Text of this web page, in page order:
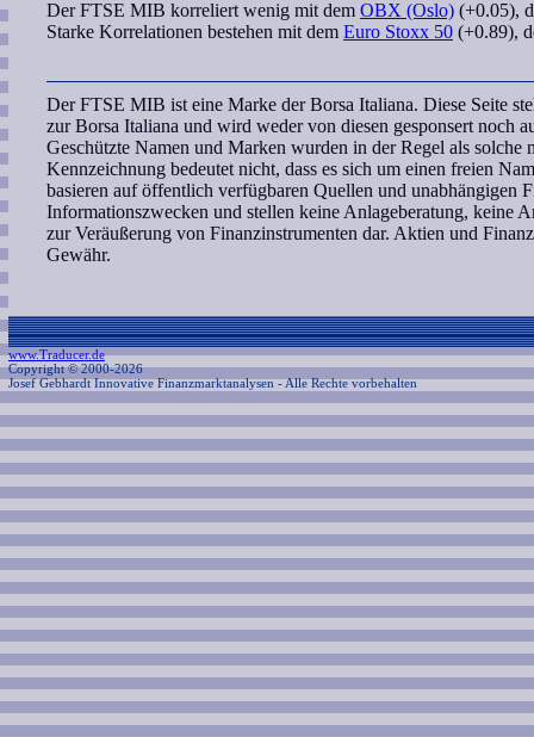
DerFTSE MIB korreliert wenig mit dem OBX (Oslo) (+0.05),
Starke Korrelationen bestehen mit dem Euro Stoxx 50 (+0.89),
Der FTSE MIB ist eine Marke der Borsa Italiana. Diese Seite
zur Borsa Italiana und wird weder von diesen gesponsert noch
Geschützte Namen und Marken wurden in der Regel als
Kennzeichnung bedeutet nicht, dass es sich um einen freien
basieren auf öffentlich verfügbaren Quellen und unabhängigen
Informationszwecken und stellen keine Anlageberatung, keine
zur Veräußerung von Finanzinstrumenten dar. Aktien und
Gewähr.
www.Traducer.de
Copyright © 2000-2026
Josef Gebhardt Innovative Finanzmarktanalysen - Alle Rechte vorbehalten